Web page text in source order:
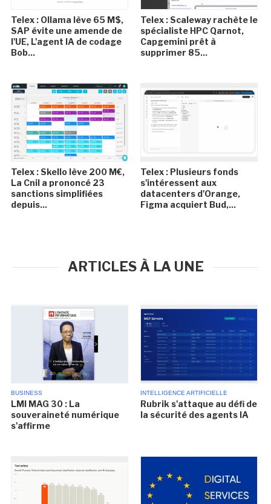
Telex : Ollama lève 65 M$,
SAP évite une amende de
l'UE, L'agent IA de codage
Bob...
Telex : Scaleway rachète le
spécialiste HPC Qarnot,
Capgemini prêt à
supprimer 85...
Telex : Skello lève 200 M€,
La Cnil a prononcé 23
sanctions simplifiées
depuis...
Telex : Plusieurs fonds
s'intéressent aux
datacenters d'Orange,
Figma acquiert Bud,...
ARTICLES À LA UNE
BUSINESS
LMI MAG 30 : La
souveraineté numérique
s'affirme
INTELLIGENCE ARTIFICIELLE
Rubrik s'attaque au défi de
la sécurité des agents IA